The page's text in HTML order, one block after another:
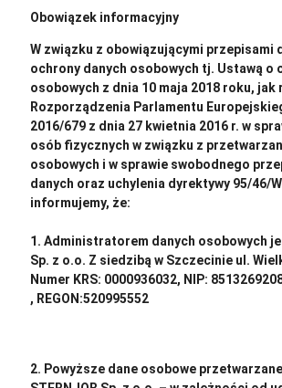
Obowiązek informacyjny
W związku z obowiązującymi przepisami
ochrony danych osobowych tj. Ustawą o
osobowych z dnia 10 maja 2018 roku,
Rozporządzenia Parlamentu
2016/679 z dnia 27 kwietnia 2016 r. w
osób fizycznych w związku z
osobowych i w sprawie swobodnego
danych oraz uchylenia dyrektywy 95/46/
informujemy, że:
1. Administratorem danych osobowych
Sp. z o.o. Z siedzibą w Szczecinie ul.
Numer KRS: 0000936032, NIP:
, REGON:520995552
2. Powyższe dane osobowe